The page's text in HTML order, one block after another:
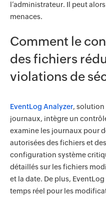
l’administrateur. Il peut
menaces.
Comment le
des fichiers
violations de
EventLog Analyzer, solution
journaux, intègre un
examine les journaux pour
autorisées des fichiers et
configuration système
détaillés sur les fichiers
et la date. De plus,
temps réel pour les